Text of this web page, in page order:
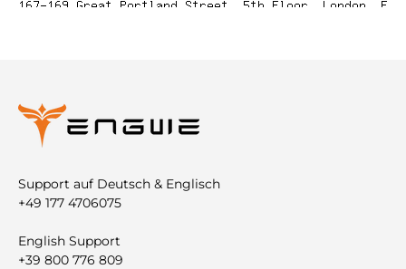
Support auf Deutsch & Englisch
+49 177 4706075
English Support
+39 800 776 809